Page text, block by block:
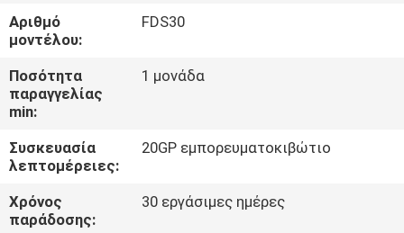
ΠΟΙΟΤΙΚΌΣ
ΈΛΕΓΧΟΣ
POLICY
Αριθμό
μοντέλου:
FDS30
Ποσότητα
παραγγελίας
min:
1 μονάδα
Συσκευασία
λεπτομέρειες:
20GP εμπορευματοκιβώτιο
Χρόνος
παράδοσης:
30 εργάσιμες ημέρες